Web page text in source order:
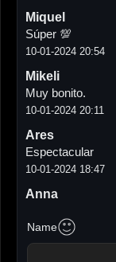
Miquel
Súper 💯
10-01-2024 20:54
Mikeli
Muy bonito.
10-01-2024 20:11
Ares
Espectacular
10-01-2024 18:47
Anna
09-01-2024 18:41
Name